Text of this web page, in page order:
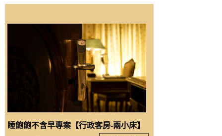
睡飽飽不含早專案【行政客房-兩小床】